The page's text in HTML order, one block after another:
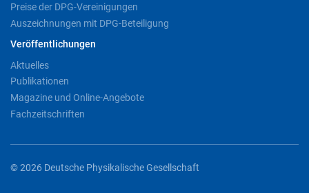
Preise der DPG-Vereinigungen
Auszeichnungen mit DPG-Beteiligung
Veröffentlichungen
Aktuelles
Publikationen
Magazine und Online-Angebote
Fachzeitschriften
© 2026 Deutsche Physikalische Gesellschaft